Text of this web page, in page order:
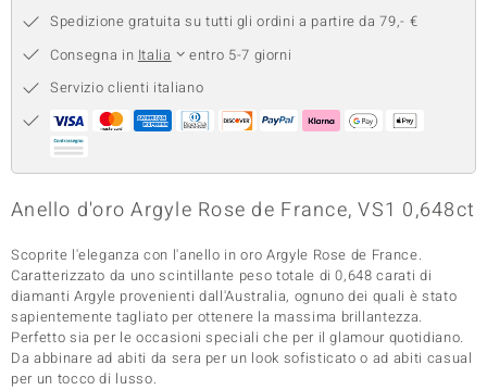
Spedizione gratuita su tutti gli ordini a partire da 79,- €
Consegna in Italia
entro 5-7 giorni
Servizio clienti italiano
Anello d'oro Argyle Rose de France, VS1 0,648ct
Scoprite l'eleganza con l'anello in oro Argyle Rose de France.
Caratterizzato da uno scintillante peso totale di 0,648 carati di
diamanti Argyle provenienti dall'Australia, ognuno dei quali è stato
sapientemente tagliato per ottenere la massima brillantezza.
Perfetto sia per le occasioni speciali che per il glamour quotidiano.
Da abbinare ad abiti da sera per un look sofisticato o ad abiti casual
per un tocco di lusso.